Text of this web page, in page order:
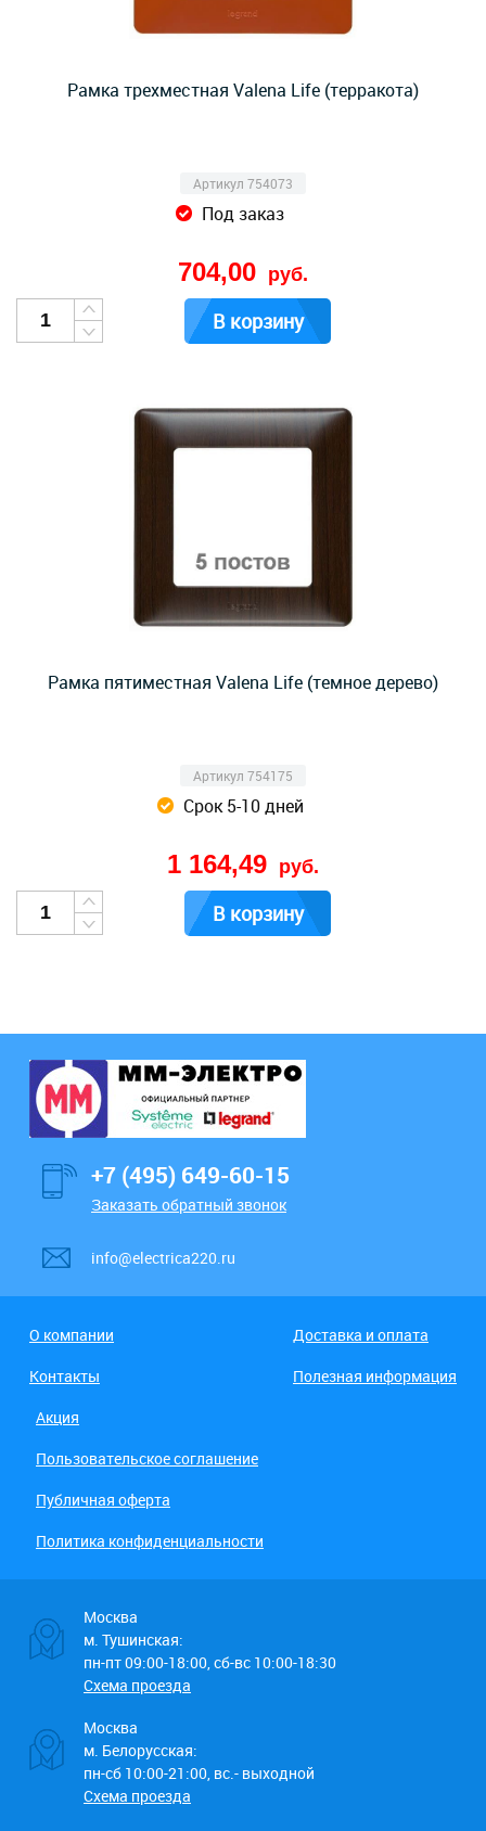
Рамка трехместная Valena Life (терракота)
Артикул 754073
Под заказ
704,00 руб.
В корзину
Рамка пятиместная Valena Life (темное дерево)
Артикул 754175
Срок 5-10 дней
1 164,49 руб.
В корзину
+7 (495) 649-60-15
Заказать обратный звонок
info@electrica220.ru
О компании
Доставка и оплата
Контакты
Полезная информация
Акция
Пользовательское соглашение
Публичная оферта
Политика конфиденциальности
Москва
м. Тушинская:
пн-пт 09:00-18:00, сб-вс 10:00-18:30
Схема проезда
Москва
м. Белорусская:
пн-сб 10:00-21:00, вс.- выходной
Схема проезда